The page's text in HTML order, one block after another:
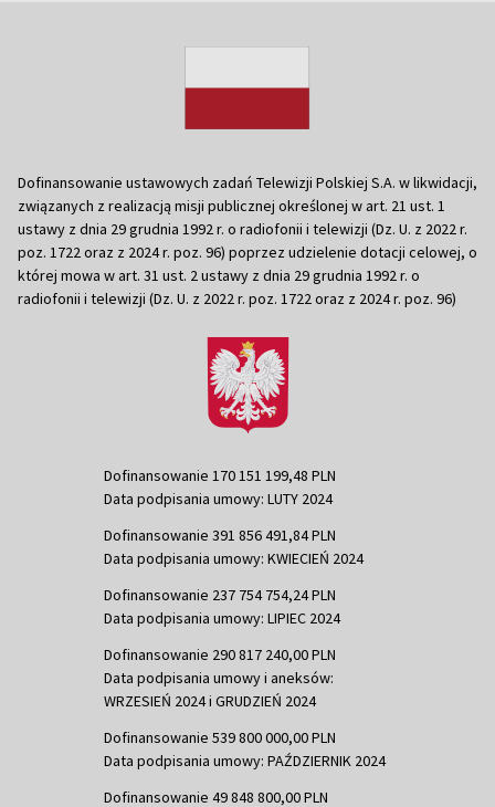
Dofinansowanie ustawowych zadań Telewizji Polskiej S.A. w likwidacji,
związanych z realizacją misji publicznej określonej w art. 21 ust. 1
ustawy z dnia 29 grudnia 1992 r. o radiofonii i telewizji (Dz. U. z 2022 r.
poz. 1722 oraz z 2024 r. poz. 96) poprzez udzielenie dotacji celowej, o
której mowa w art. 31 ust. 2 ustawy z dnia 29 grudnia 1992 r. o
radiofonii i telewizji (Dz. U. z 2022 r. poz. 1722 oraz z 2024 r. poz. 96)
Dofinansowanie 170 151 199,48 PLN
Data podpisania umowy: LUTY 2024
Dofinansowanie 391 856 491,84 PLN
Data podpisania umowy: KWIECIEŃ 2024
Dofinansowanie 237 754 754,24 PLN
Data podpisania umowy: LIPIEC 2024
Dofinansowanie 290 817 240,00 PLN
Data podpisania umowy i aneksów:
WRZESIEŃ 2024 i GRUDZIEŃ 2024
Dofinansowanie 539 800 000,00 PLN
Data podpisania umowy: PAŹDZIERNIK 2024
Dofinansowanie 49 848 800,00 PLN